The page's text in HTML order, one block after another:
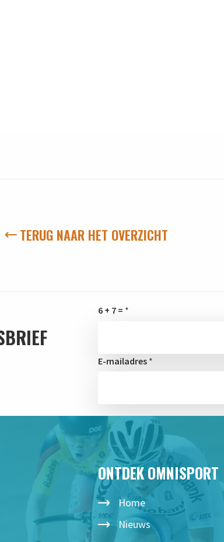
TERUG NAAR HET OVERZICHT
6 + 7 = *
E-mailadres *
ONTDEK OMNISPORT
Home
Nieuws